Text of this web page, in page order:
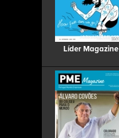
Líder Magazine